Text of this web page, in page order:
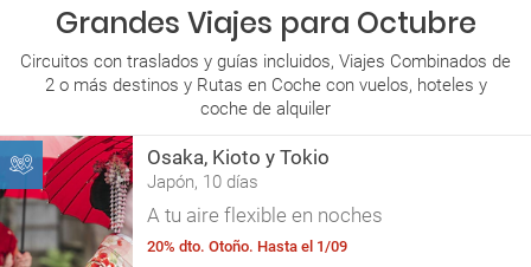
Grandes Viajes para Octubre
Circuitos con traslados y guías incluidos, Viajes Combinados de
2 o más destinos y Rutas en Coche con vuelos, hoteles y
coche de alquiler
Osaka, Kioto y Tokio
Japón, 10 días
A tu aire flexible en noches
20% dto. Otoño. Hasta el 1/09